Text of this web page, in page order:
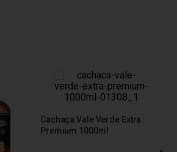
Cachaça Vale Verde Extra
Premium 1000ml